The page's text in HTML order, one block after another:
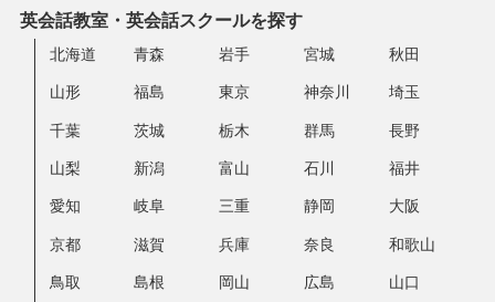
英会話教室・英会話スクールを探す
北海道 青森 岩手 宮城 秋田
山形 福島 東京 神奈川 埼玉
千葉 茨城 栃木 群馬 長野
山梨 新潟 富山 石川 福井
愛知 岐阜 三重 静岡 大阪
京都 滋賀 兵庫 奈良 和歌山
鳥取 島根 岡山 広島 山口